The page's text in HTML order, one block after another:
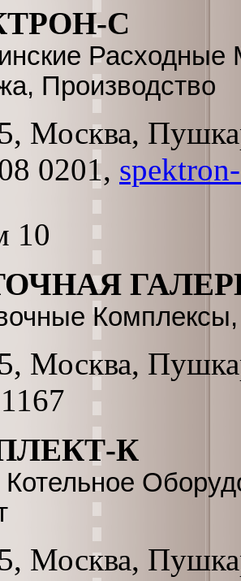
С
Производство
Москва,
0201,
10
Москва,
К
Москва,